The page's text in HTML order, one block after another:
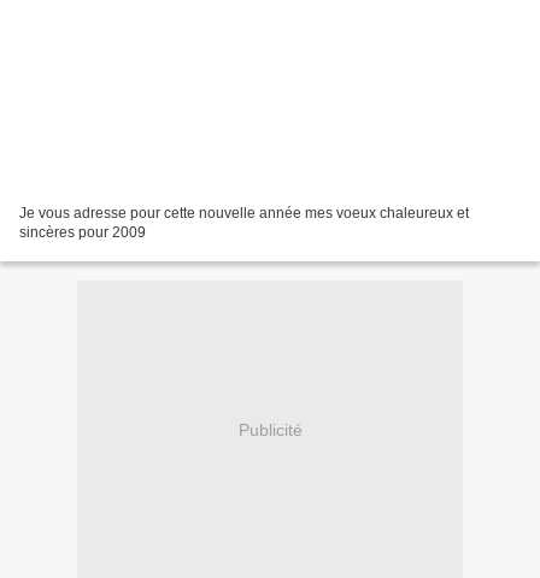
Je vous adresse pour cette nouvelle année mes voeux chaleureux et
sincères pour 2009
Publicité